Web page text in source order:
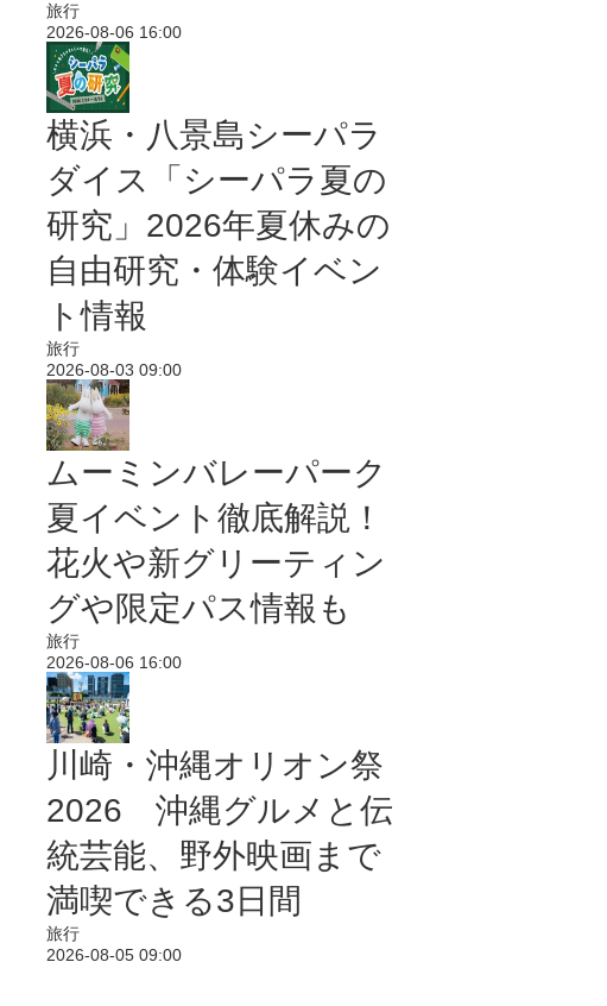
旅行
2026-08-06 16:00
横浜・八景島シーパラ
ダイス「シーパラ夏の
研究」2026年夏休みの
自由研究・体験イベン
ト情報
旅行
2026-08-03 09:00
ムーミンバレーパーク
夏イベント徹底解説！
花火や新グリーティン
グや限定パス情報も
旅行
2026-08-06 16:00
川崎・沖縄オリオン祭
2026 沖縄グルメと伝
統芸能、野外映画まで
満喫できる3日間
旅行
2026-08-05 09:00